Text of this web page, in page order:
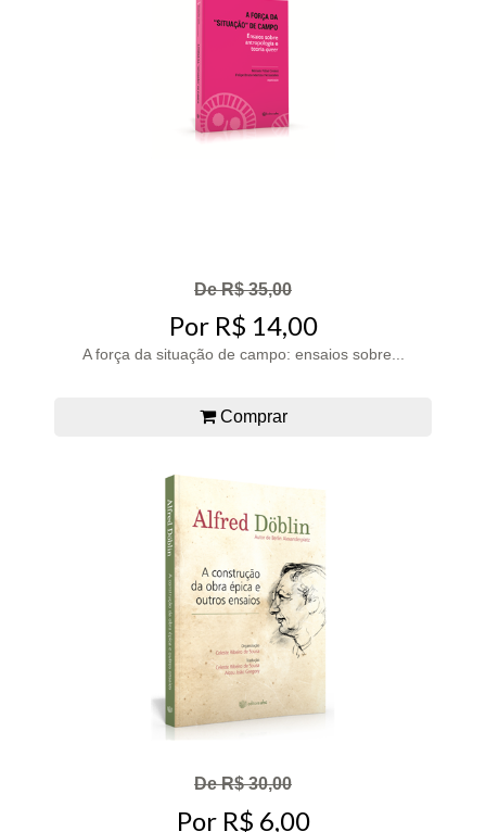
De R$ 35,00
Por R$ 14,00
A força da situação de campo: ensaios sobre...
Comprar
De R$ 30,00
Por R$ 6,00